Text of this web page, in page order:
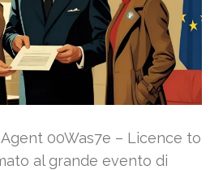
00Was7e – Licence to
al grande evento di